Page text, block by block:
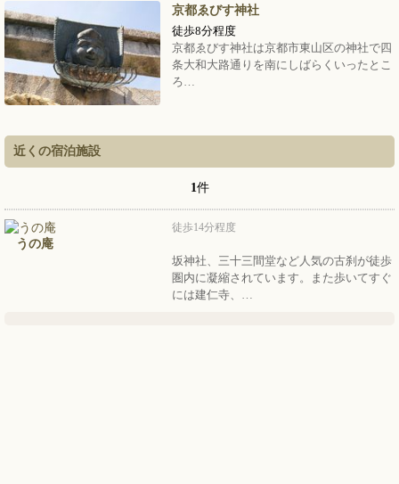
京都ゑびす神社
徒歩8分程度
京都ゑびす神社は京都市東山区の神社で四
条大和大路通りを南にしばらくいったとこ
ろ…
近くの宿泊施設
1件
徒歩14分程度
うの庵
坂神社、三十三間堂など人気の古刹が徒歩
圏内に凝縮されています。また歩いてすぐ
には建仁寺、…